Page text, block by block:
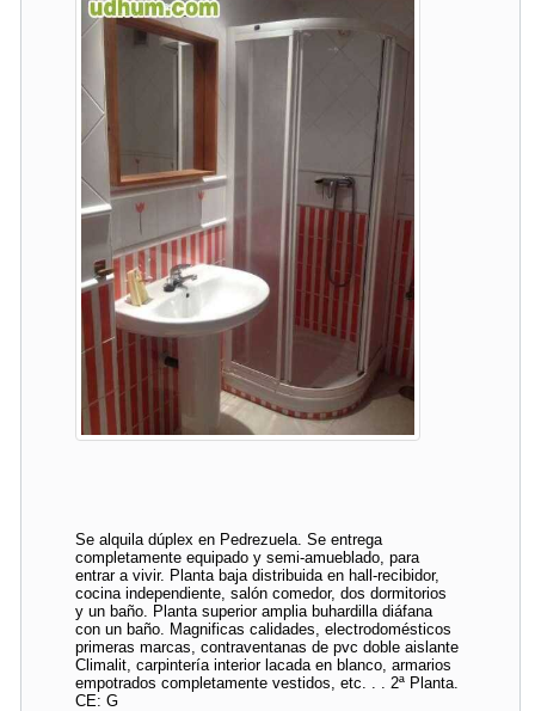
Se alquila dúplex en Pedrezuela. Se entrega
completamente equipado y semi-amueblado, para
entrar a vivir. Planta baja distribuida en hall-recibidor,
cocina independiente, salón comedor, dos dormitorios
y un baño. Planta superior amplia buhardilla diáfana
con un baño. Magnificas calidades, electrodomésticos
primeras marcas, contraventanas de pvc doble aislante
Climalit, carpintería interior lacada en blanco, armarios
empotrados completamente vestidos, etc. . . 2ª Planta.
CE: G